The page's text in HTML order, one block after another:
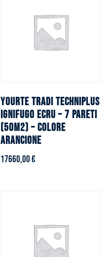
YOURTE TRADI TECHNIPLUS
ignifugo ecru – 7 pareti
(50m2) – Colore
arancione
17660,00€